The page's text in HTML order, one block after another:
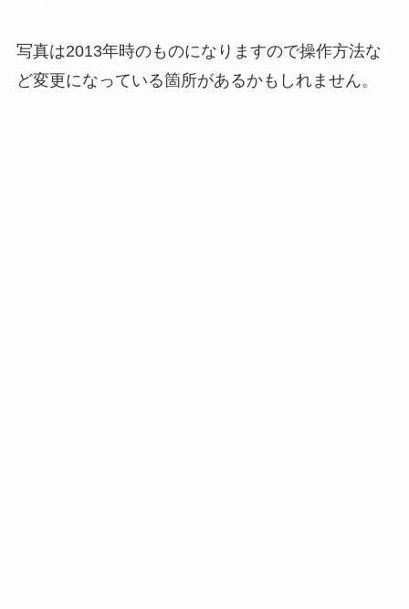
写真は2013年時のものになりますので操作方法な
ど変更になっている箇所があるかもしれません。